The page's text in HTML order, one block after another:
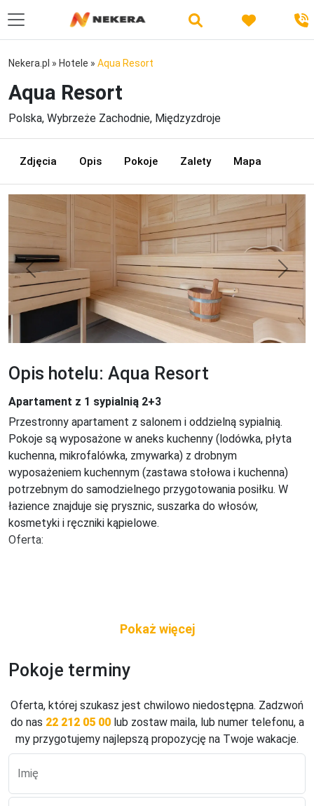
Nekera.pl » Hotele » Aqua Resort
Aqua Resort
Polska, Wybrzeże Zachodnie, Międzyzdroje
Zdjęcia Opis Pokoje Zalety Mapa
Previous Next
Opis hotelu: Aqua Resort
Apartament z 1 sypialnią 2+3
Przestronny apartament z salonem i oddzielną sypialnią.
Pokoje są wyposażone w aneks kuchenny (lodówka, płyta
kuchenna, mikrofalówka, zmywarka) z drobnym
wyposażeniem kuchennym (zastawa stołowa i kuchenna)
potrzebnym do samodzielnego przygotowania posiłku. W
łazience znajduje się prysznic, suszarka do włosów,
kosmetyki i ręczniki kąpielowe.
Oferta:
Pokoje terminy
Oferta, której szukasz jest chwilowo niedostępna. Zadzwoń
do nas 22 212 05 00lub zostaw maila, lub numer telefonu, a
my przygotujemy najlepszą propozycję na Twoje wakacje.
Imię